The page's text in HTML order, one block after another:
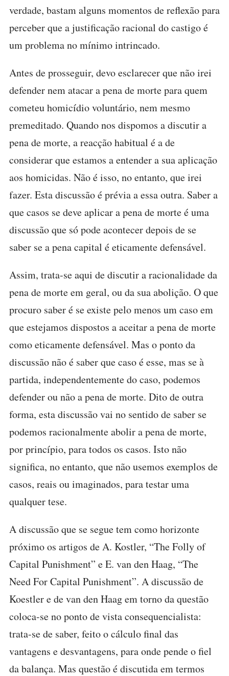
verdade, bastam alguns momentos de reflexão para
perceber que a justificação racional do castigo é
um problema no mínimo intrincado.
Antes de prosseguir, devo esclarecer que não irei
defender nem atacar a pena de morte para quem
cometeu homicídio voluntário, nem mesmo
premeditado. Quando nos dispomos a discutir a
pena de morte, a reacção habitual é a de
considerar que estamos a entender a sua aplicação
aos homicidas. Não é isso, no entanto, que irei
fazer. Esta discussão é prévia a essa outra. Saber a
que casos se deve aplicar a pena de morte é uma
discussão que só pode acontecer depois de se
saber se a pena capital é eticamente defensável.
Assim, trata-se aqui de discutir a racionalidade da
pena de morte em geral, ou da sua abolição. O que
procuro saber é se existe pelo menos um caso em
que estejamos dispostos a aceitar a pena de morte
como eticamente defensável. Mas o ponto da
discussão não é saber que caso é esse, mas se à
partida, independentemente do caso, podemos
defender ou não a pena de morte. Dito de outra
forma, esta discussão vai no sentido de saber se
podemos racionalmente abolir a pena de morte,
por princípio, para todos os casos. Isto não
significa, no entanto, que não usemos exemplos de
casos, reais ou imaginados, para testar uma
qualquer tese.
A discussão que se segue tem como horizonte
próximo os artigos de A. Kostler, “The Folly of
Capital Punishment” e E. van den Haag, “The
Need For Capital Punishment”. A discussão de
Koestler e de van den Haag em torno da questão
coloca-se no ponto de vista consequencialista:
trata-se de saber, feito o cálculo final das
vantagens e desvantagens, para onde pende o fiel
da balança. Mas questão é discutida em termos